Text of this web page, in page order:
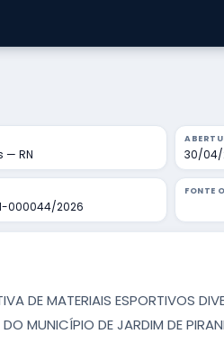
— RN 30/04/
000044/2026
FONTE
MATERIAIS ESPORTIVOS
DO MUNICÍPIO DE JARDIM DE